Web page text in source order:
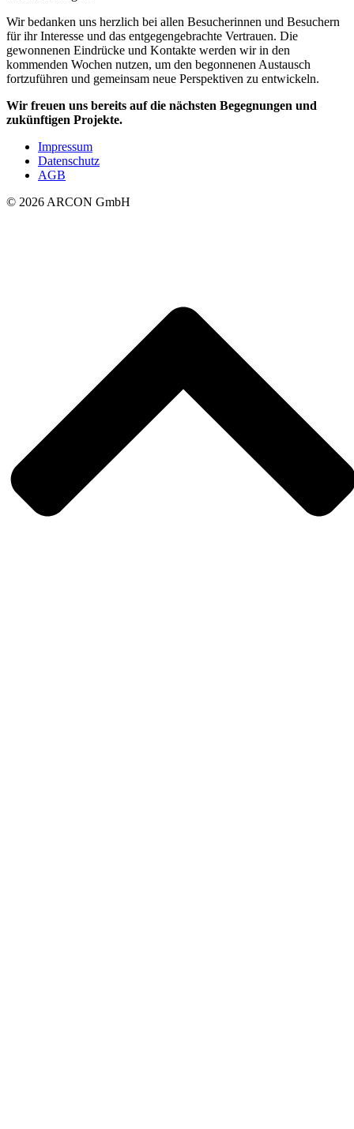
Wir bedanken uns herzlich bei allen Besucherinnen und Besuchern
für ihr Interesse und das entgegengebrachte Vertrauen. Die
gewonnenen Eindrücke und Kontakte werden wir in den
kommenden Wochen nutzen, um den begonnenen Austausch
fortzuführen und gemeinsam neue Perspektiven zu entwickeln.
Wir freuen uns bereits auf die nächsten Begegnungen und
zukünftigen Projekte.
Impressum
Datenschutz
AGB
© 2026 ARCON GmbH